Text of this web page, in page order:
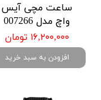
ساعت مچی آیس
واچ مدل 007266
۱۶,۲۰۰,۰۰۰ تومان
افزودن به سبد خرید